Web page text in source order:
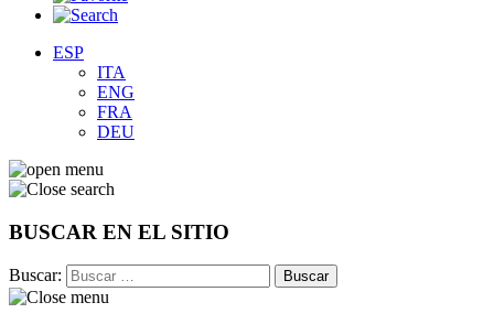
ESP
ITA
ENG
FRA
DEU
BUSCAR EN EL SITIO
Buscar: